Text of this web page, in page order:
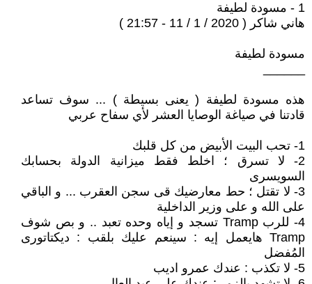
1 - مسودة لطيفة
هاني شاكر ( 2020 / 1 / 11 - 21:57 )
مسودة لطيفة
هذه مسودة لطيفة ( يعنى بسيطة ) ... سوف تساعد
قادتنا في صياغة الوصايا العشر لأي سفاح عربي
1- تحب البيت الأبيض من كل قلبك
2- لا تسرق ؛ اخلط فقط ميزانية الدولة بحسابك
السويسرى
3- لا تقتل ؛ حط معارضيك قى سجن العقرب ... و الباقي
على الله و على وزير الداخلية
4- للرب Tramp تسجد و إياه وحده تعبد .. و بص شوف
Tramp هايعمل إيه : سينعم عليك بلقب : ديكتاتورى
المُفضل
5- لا تكذب : عندك عمرو اديب